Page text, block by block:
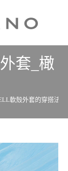
套_橄
軟殼外套的穿搭法則